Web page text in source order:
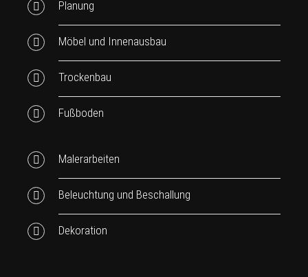
Planung
Möbel und Innenausbau
Trockenbau
Fußboden
Malerarbeiten
Beleuchtung und Beschallung
Dekoration